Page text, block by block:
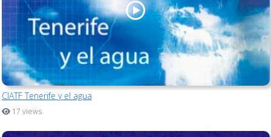
CIATF Tenerife y el agua
17 views